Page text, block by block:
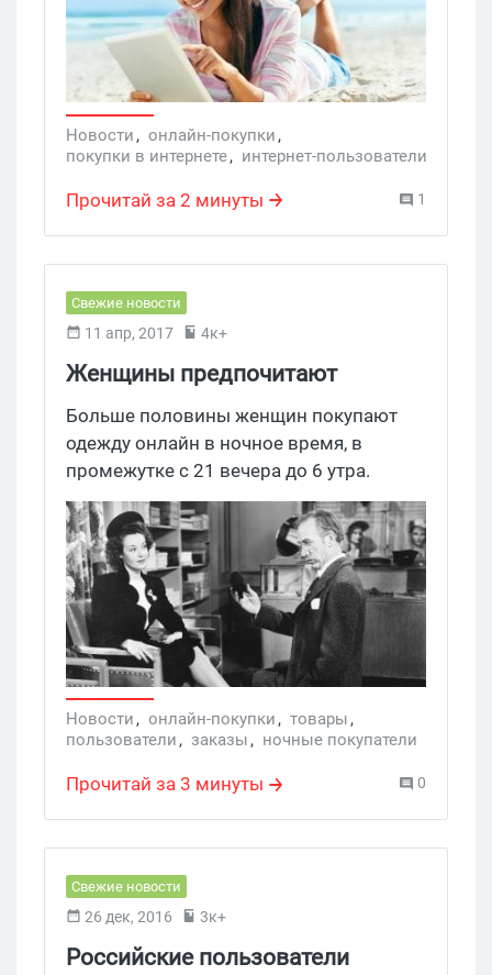
Новости, онлайн-покупки,
покупки в интернете, интернет-пользователи
Прочитай за 2 минуты 1
Свежие новости
11 апр, 2017 4к+
Женщины предпочитают
закупаться по ночам
Больше половины женщин покупают
одежду онлайн в ночное время, в
промежутке с 21 вечера до 6 утра.
Таковы результаты исследования
компаний Google и Wildberries, которые
выявили основные черты поведения и
потребительские привычки
покупательниц в области онлайн-
покупок одежды.
Новости, онлайн-покупки, товары,
пользователи, заказы, ночные покупатели
Прочитай за 3 минуты 0
Свежие новости
26 дек, 2016 3к+
Российские пользователи